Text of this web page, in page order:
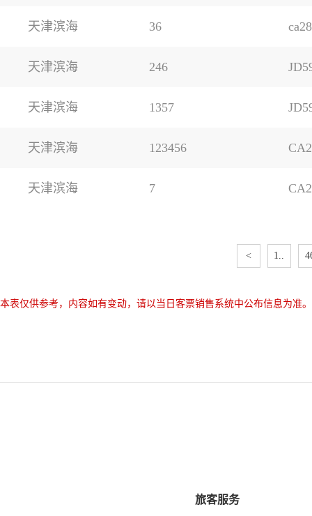
天津滨海 36
天津滨海 246
天津滨海 1357
天津滨海 123456
天津滨海 7
< 1..
本表仅供参考，内容如有变动，请以当日客票销售系统中公布信息为准
旅客服务